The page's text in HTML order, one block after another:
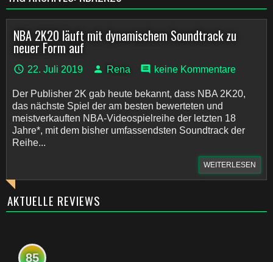
NBA 2K20 läuft mit dynamischem Soundtrack zu
neuer Form auf
22. Juli 2019 Rena keine Kommentare
Der Publisher 2K gab heute bekannt, dass NBA 2K20,
das nächste Spiel der am besten bewerteten und
meistverkauften NBA-Videospielreihe der letzten 18
Jahre*, mit dem bisher umfassendsten Soundtrack der
Reihe...
WEITERLESEN
AKTUELLE REVIEWS
85